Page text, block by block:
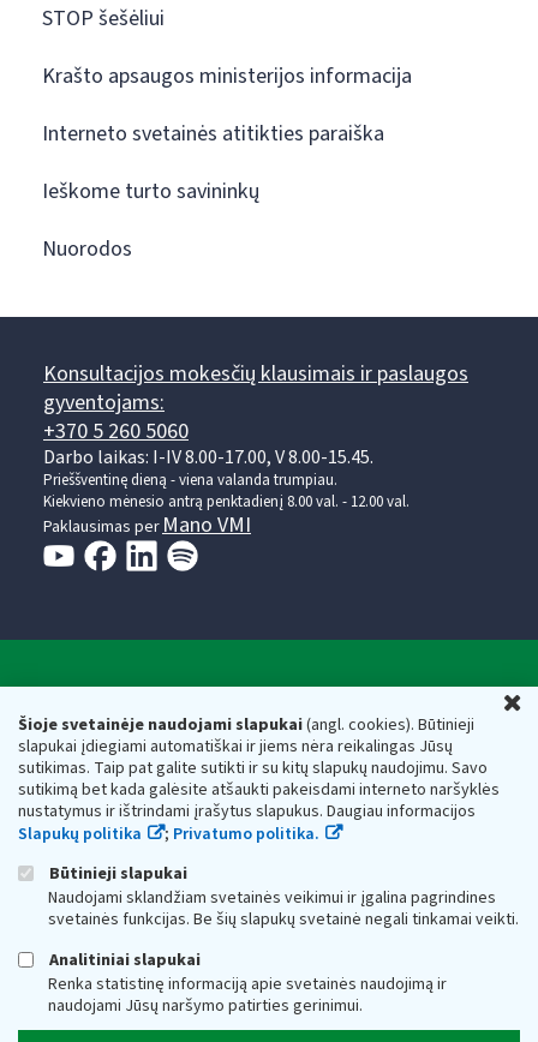
Šioje svetainėje naudojami slapukai(angl. cookies). Būtinieji
slapukai įdiegiami automatiškai ir jiems nėra reikalingas Jūsų
sutikimas. Taip pat galite sutikti ir su kitų slapukų naudojimu. Savo
sutikimą bet kada galėsite atšaukti pakeisdami interneto naršyklės
nustatymus ir ištrindami įrašytus slapukus. Daugiau informacijos
Slapukų politika
; Privatumo politika.
Būtinieji slapukai
Naudojami sklandžiam svetainės veikimui ir įgalina pagrindines
svetainės funkcijas. Be šių slapukų svetainė negali tinkamai veikti.
Analitiniai slapukai
Renka statistinę informaciją apie svetainės naudojimą ir
naudojami Jūsų naršymo patirties gerinimui.
STOP šešėliui
Krašto apsaugos ministerijos informacija
Interneto svetainės atitikties paraiška
Ieškome turto savininkų
Nuorodos
Konsultacijos mokesčių klausimais ir paslaugos
gyventojams:
+370 5 260 5060
Darbo laikas: I-IV 8.00-17.00, V 8.00-15.45.
Prieššventinę dieną - viena valanda trumpiau.
Kiekvieno mėnesio antrą penktadienį 8.00 val. - 12.00 val.
Paklausimas per Mano VMI
Respublikos finansų ministerijos
Biudžetinė įstaiga. Juridinio asmens kodas — 188659752,
adresas: Vasario 16-osios g. 14, 01107 Vilnius, Lietuva, el.paštas:
vmi@vmi.lt, E. pristatymo dėžutės adresas 188659752
Duomenys apie Valstybinę mokesčių inspekciją prie Lietuvos
Respublikos finansų ministerijos kaupiami ir saugomi Juridinių